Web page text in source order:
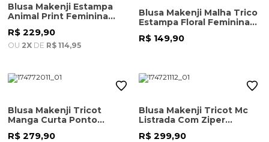
Blusa Makenji Estampa
Animal Print Feminina
Onca
R$ 229,90
OU 2X DE R$ 114,95
Blusa Makenji Malha Trico
Estampa Floral Feminina
Preta
R$ 149,90
Blusa Makenji Tricot
Manga Curta Ponto
Intarsia Feminina Bege
R$ 279,90
Blusa Makenji Tricot Mc
Listrada Com Ziper
Feminina Preta/branca
R$ 299,90